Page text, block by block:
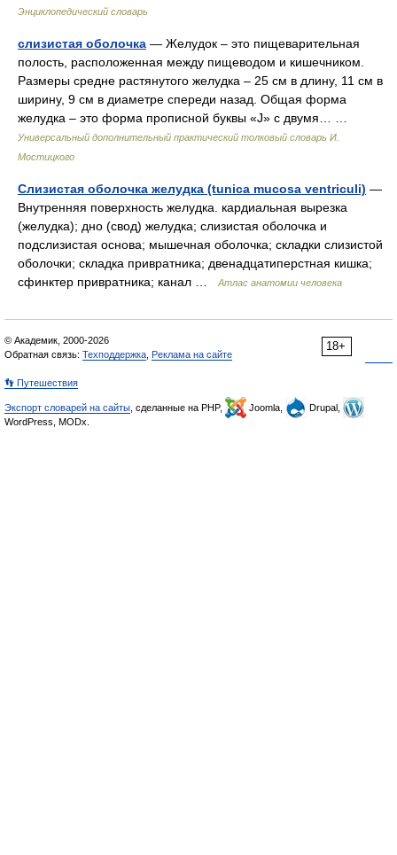
Энциклопедический словарь
слизистая оболочка — Желудок – это пищеварительная
полость, расположенная между пищеводом и кишечником.
Размеры средне растянутого желудка – 25 см в длину, 11 см в
ширину, 9 см в диаметре спереди назад. Общая форма
желудка – это форма прописной буквы «J» с двумя… …
Универсальный дополнительный практический толковый словарь И.
Мостицкого
Слизистая оболочка желудка (tunica mucosa ventriculi) —
Внутренняя поверхность желудка. кардиальная вырезка
(желудка); дно (свод) желудка; слизистая оболочка и
подслизистая основа; мышечная оболочка; складки слизистой
оболочки; складка привратника; двенадцатиперстная кишка;
сфинктер привратника; канал …
Атлас анатомии человека
18+
© Академик, 2000-2026
Обратная связь: Техподдержка Реклама на сайте
👣 Путешествия
Экспорт словарей на сайты , сделанные на PHP, Joomla,
Drupal,
WordPress, MODx.